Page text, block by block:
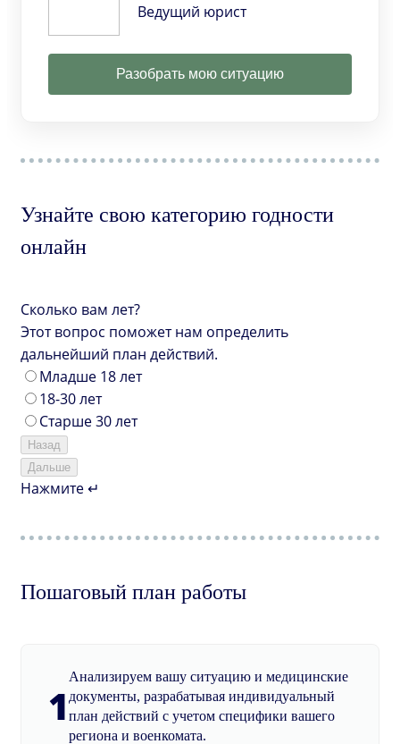
Ведущий юрист
Разобрать мою ситуацию
Узнайте свою категорию годности
онлайн
Сколько вам лет?
Этот вопрос поможет нам определить
дальнейший план действий.
Младше 18 лет
18-30 лет
Старше 30 лет
Назад
Дальше
Нажмите ↵
Пошаговый план работы
1
Анализируем вашу ситуацию и медицинские
документы, разрабатывая индивидуальный
план действий с учетом специфики вашего
региона и военкомата.